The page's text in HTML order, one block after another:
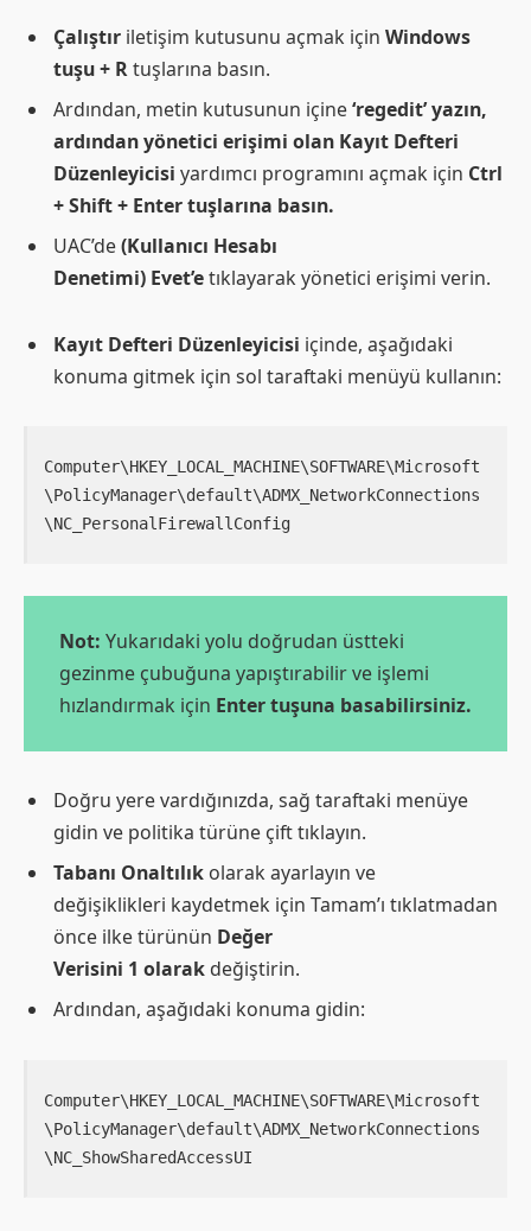
Çalıştır iletişim kutusunu açmak için Windows
tuşu + Rtuşlarına basın.
Ardından, metin kutusunun içine‘regedit’ yazın,
ardından yönetici erişimi olan Kayıt Defteri
Düzenleyicisi yardımcı programını açmak için Ctrl
+ Shift + Enter tuşlarına basın.
UAC’de(Kullanıcı Hesabı
Denetimi) Evet’etıklayarak yönetici erişimi verin.
Kayıt Defteri Düzenleyicisi içinde, aşağıdaki
konuma gitmek için sol taraftaki menüyü kullanın:
Computer\HKEY_LOCAL_MACHINE\SOFTWARE\Microsoft
\PolicyManager\default\ADMX_NetworkConnections
Not: Yukarıdaki yolu doğrudan üstteki
gezinme çubuğuna yapıştırabilir ve işlemi
hızlandırmak için Enter tuşuna basabilirsiniz.
Doğru yere vardığınızda, sağ taraftaki menüye
gidin ve politika türüne çift tıklayın.
Tabanı Onaltılık olarak ayarlayın ve
değişiklikleri kaydetmek için Tamam’ı tıklatmadan
önce ilke türünün Değer
Verisini 1 olarak değiştirin.
Ardından, aşağıdaki konuma gidin:
Computer\HKEY_LOCAL_MACHINE\SOFTWARE\Microsoft
\PolicyManager\default\ADMX_NetworkConnections